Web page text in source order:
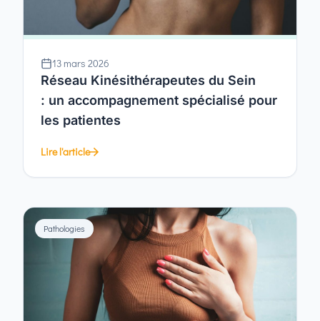
13 mars 2026
Réseau Kinésithérapeutes du Sein
: un accompagnement spécialisé pour
les patientes
Lire l'article
Pathologies